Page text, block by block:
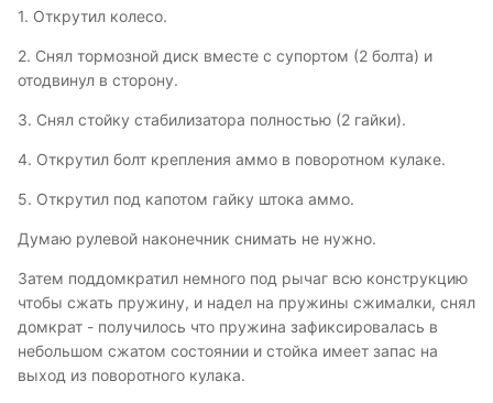
1. Открутил колесо.
2. Снял тормозной диск вместе с супортом (2 болта) и
отодвинул в сторону.
3. Снял стойку стабилизатора полностью (2 гайки).
4. Открутил болт крепления аммо в поворотном кулаке.
5. Открутил под капотом гайку штока аммо.
Думаю рулевой наконечник снимать не нужно.
Затем поддомкратил немного под рычаг всю конструкцию
чтобы сжать пружину, и надел на пружины сжималки, снял
домкрат - получилось что пружина зафиксировалась в
небольшом сжатом состоянии и стойка имеет запас на
выход из поворотного кулака.